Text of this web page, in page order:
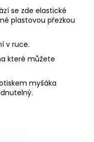
se zde elastické
plastovou přezkou
v ruce.
které můžete
myšáka